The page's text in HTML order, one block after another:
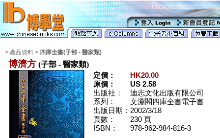
> 產品資料 > 四庫全書(子部 - 醫家類)
博濟方 (子部 - 醫家類)
定價：
HK20.00
原價：
US 2.58
出版社：
迪志文化出版有限公司
系列：
文淵閣四庫全書電子書
出版日期： 2002/3/18
頁數：
230 頁
ISBN：
978-962-984-816-3